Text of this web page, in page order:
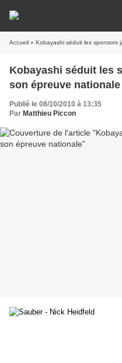
Accueil » Kobayashi séduit les sponsors
Kobayashi séduit les
son épreuve nationale
Publié le 08/10/2010 à 13:35
Par Matthieu Piccon